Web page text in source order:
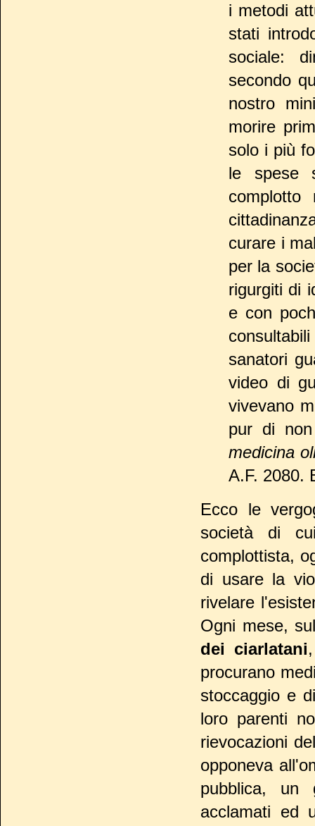
i metodi
stati
sociale:
secondo
nostro
morire
solo i più
le spese
complotto
curare i
per la
rigurgiti di
e con
sanatori
video di
vivevano
pur di
medicina
A.F. 2080.
Ecco le
società di
complottista,
di usare la
rivelare
Ogni mese,
dei ciarlatani
procurano
stoccaggio e
loro parenti
rievocazioni
opponeva
pubblica, un
acclamati ed